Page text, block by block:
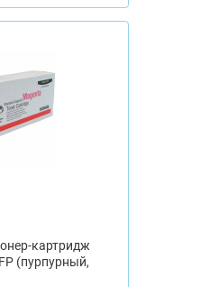
картридж
(пурпурный,